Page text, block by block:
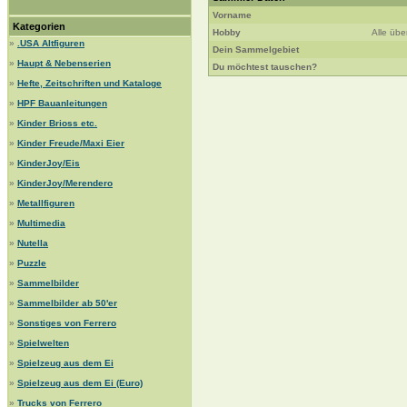
Kategorien
»
.USA Altfiguren
» Haupt & Nebenserien
» Hefte, Zeitschriften und Kataloge
» HPF Bauanleitungen
» Kinder Brioss etc.
» Kinder Freude/Maxi Eier
» KinderJoy/Eis
» KinderJoy/Merendero
» Metallfiguren
» Multimedia
» Nutella
» Puzzle
» Sammelbilder
» Sammelbilder ab 50'er
» Sonstiges von Ferrero
» Spielwelten
» Spielzeug aus dem Ei
» Spielzeug aus dem Ei (Euro)
» Trucks von Ferrero
Vorname
Hobby
Alle
Dein Sammelgebiet
Du möchtest tauschen?